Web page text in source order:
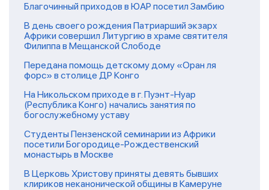
Благочинный приходов в ЮАР посетил Замбию
В день своего рождения Патриарший экзарх
Африки совершил Литургию в храме святителя
Филиппа в Мещанской Слободе
Передана помощь детскому дому «Оран ля
форс» в столице ДР Конго
На Никольском приходе в г. Пуэнт-Нуар
(Республика Конго) начались занятия по
богослужебному уставу
Студенты Пензенской семинарии из Африки
посетили Богородице-Рождественский
монастырь в Москве
В Церковь Христову приняты девять бывших
клириков неканонической общины в Камеруне